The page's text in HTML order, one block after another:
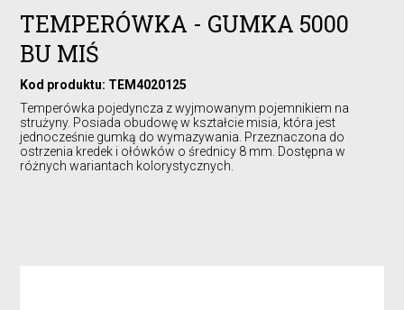
TEMPERÓWKA - GUMKA 5000
BU MIŚ
Kod produktu: TEM4020125
Temperówka pojedyncza z wyjmowanym pojemnikiem na
strużyny. Posiada obudowę w kształcie misia, która jest
jednocześnie gumką do wymazywania. Przeznaczona do
ostrzenia kredek i ołówków o średnicy 8 mm. Dostępna w
różnych wariantach kolorystycznych.